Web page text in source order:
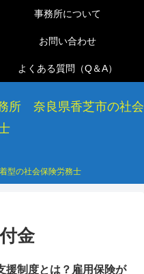
所 奈良県香芝市の社会
型の社会保険労務士
事務所について
お問い合わせ
よくある質問（Q＆A）
金
援制度とは？雇用保険が